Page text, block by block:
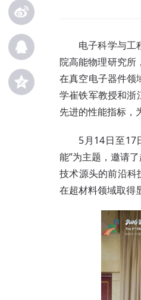
电子科学与工
院高能物理研究所
在真空电子器件领
学崔铁军教授和浙
先进的性能指标，
5月14日至17
能”为主题，邀请
技术源头的前沿科
在超材料领域取得